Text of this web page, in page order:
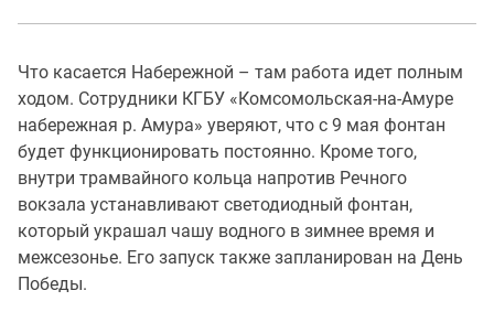
Что касается Набережной – там работа идет полным
ходом. Сотрудники КГБУ «Комсомольская-на-Амуре
набережная р. Амура» уверяют, что с 9 мая фонтан
будет функционировать постоянно. Кроме того,
внутри трамвайного кольца напротив Речного
вокзала устанавливают светодиодный фонтан,
который украшал чашу водного в зимнее время и
межсезонье. Его запуск также запланирован на День
Победы.